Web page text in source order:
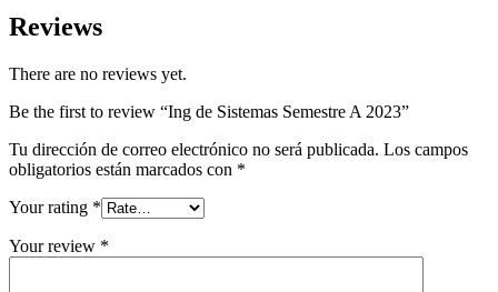
Reviews
There are no reviews yet.
Be the first to review “Ing de Sistemas Semestre A 2023”
Tu dirección de correo electrónico no será publicada. Los campos
obligatorios están marcados con *
Your rating *
Your review *